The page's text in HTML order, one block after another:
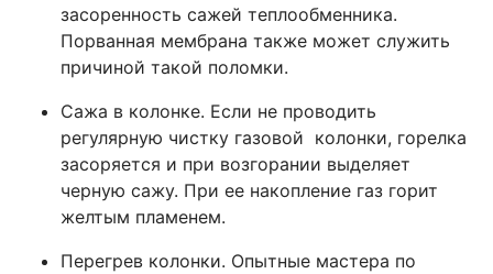
засоренность сажей теплообменника.
Порванная мембрана также может служить
причиной такой поломки.
Сажа в колонке. Если не проводить
регулярную чистку газовой колонки, горелка
засоряется и при возгорании выделяет
черную сажу. При ее накопление газ горит
желтым пламенем.
Перегрев колонки. Опытные мастера по